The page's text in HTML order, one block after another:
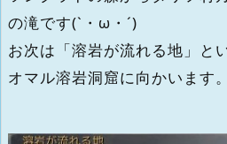
の滝です(`・ω・´)
お次は「溶岩が流れる地」と
オマル溶岩洞窟に向かいます。